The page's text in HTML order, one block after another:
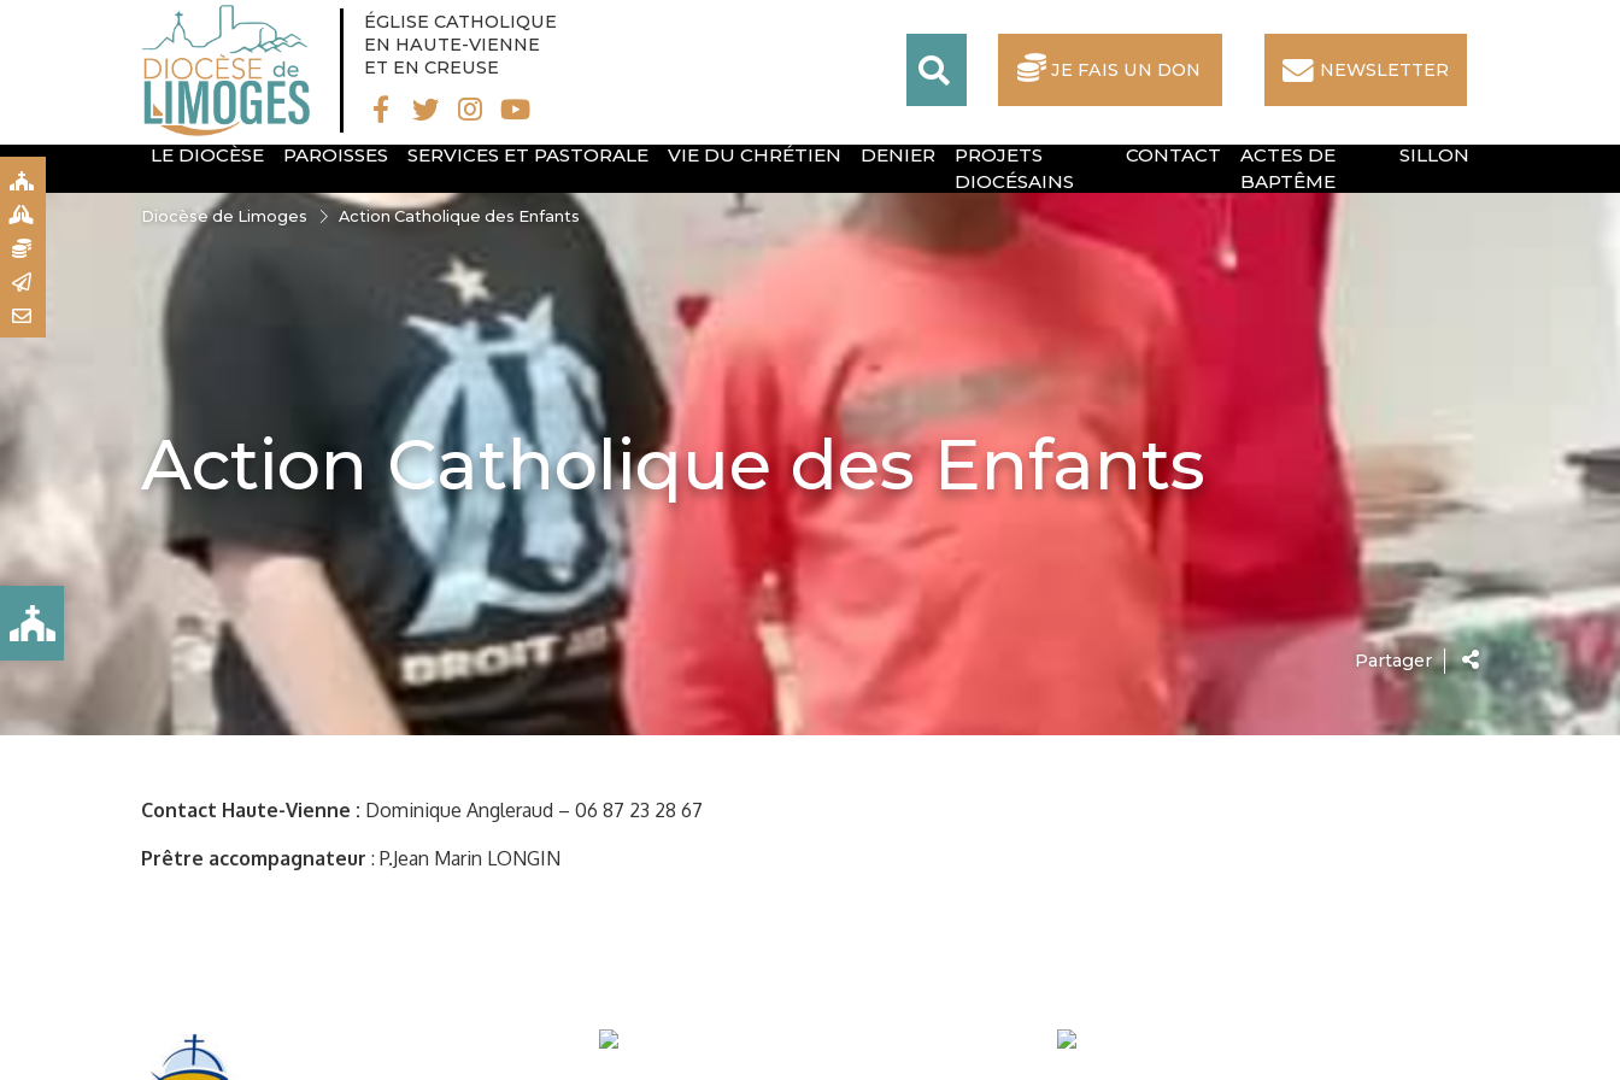
ÉGLISE CATHOLIQUE
EN HAUTE-VIENNE
ET EN CREUSE
JE FAIS UN DON NEWSLETTER
LE DIOCÈSE PAROISSES SERVICES ET PASTORALE VIE DU CHRÉTIEN DENIER
PROJETS
DIOCÉSAINS
CONTACT
ACTES DE
BAPTÊME
SILLON
Diocèse de Limoges Action Catholique des Enfants
Action Catholique des Enfants
Partager
Contact Haute-Vienne : Dominique Angleraud – 06 87 23 28 67
Prêtre accompagnateur : P.Jean Marin LONGIN